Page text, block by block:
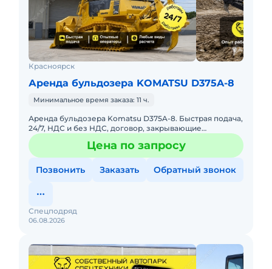
Красноярск
Аренда бульдозера KOMATSU D375A-8
Минимальное время заказа: 11 ч.
Аренда бульдозера Komatsu D375A-8. Быстрая подача,
24/7, НДС и без НДС, договор, закрывающие
документы. АРЕНДА БУЛЬДОЗЕРА KOMATSU D375A-
8Предоставляем в арендуЦена по запросу
Позвонить Заказать Обратный звонок
06.08.2026
Спецподряд